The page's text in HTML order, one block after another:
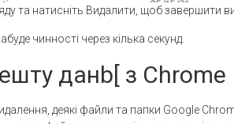
та натисніть Видалити, щоб завершити
чинності через кілька секунд.
данb[ з Chrome
деякі файли та папки Google